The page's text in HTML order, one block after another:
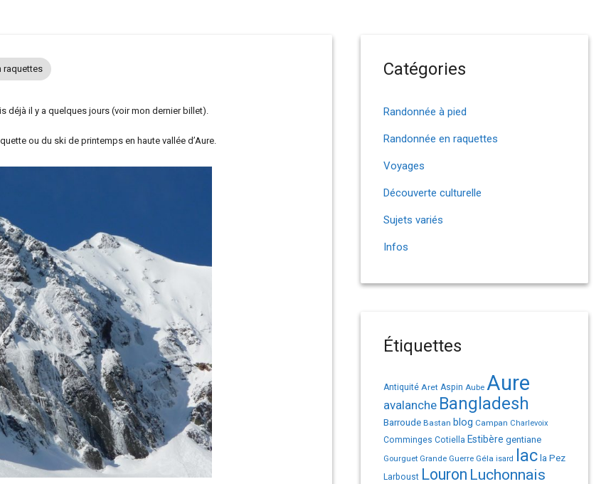
raquettes
déjà il y a quelques jours (voir mon dernier billet).
ou du ski de printemps en haute vallée d’Aure.
Catégories
Randonnée à pied
Randonnée en raquettes
Voyages
Découverte culturelle
Sujets variés
Infos
Étiquettes
Antiquité Aret Aspin Aube Aure
avalanche Bangladesh
Barroude Bastan blog Campan Charlevoix
Comminges Cotiella Estibère gentiane
Gourguet Grande Guerre Géla isard lac la Pez
Larboust Louron Luchonnais